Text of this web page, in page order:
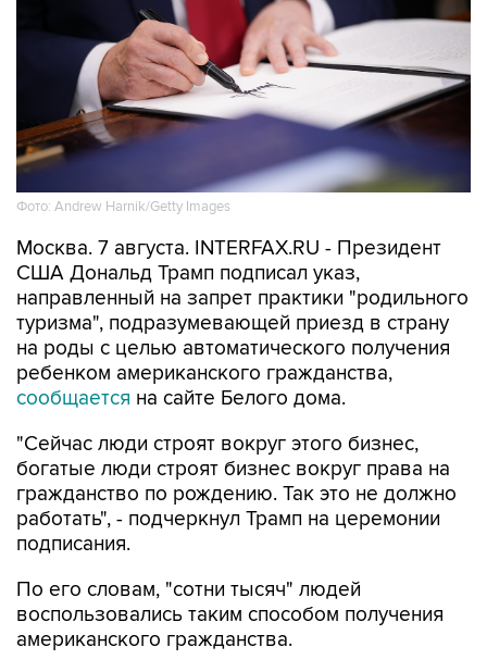
Фото: Andrew Harnik/Getty Images
Москва. 7 августа. INTERFAX.RU - Президент
США Дональд Трамп подписал указ,
направленный на запрет практики "родильного
туризма", подразумевающей приезд в страну
на роды с целью автоматического получения
ребенком американского гражданства,
сообщается на сайте Белого дома.
"Сейчас люди строят вокруг этого бизнес,
богатые люди строят бизнес вокруг права на
гражданство по рождению. Так это не должно
работать", - подчеркнул Трамп на церемонии
подписания.
По его словам, "сотни тысяч" людей
воспользовались таким способом получения
американского гражданства.